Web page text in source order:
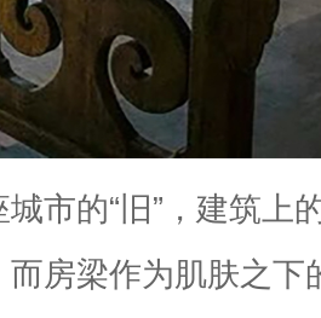
市的“旧”，建筑上
房梁作为肌肤之下